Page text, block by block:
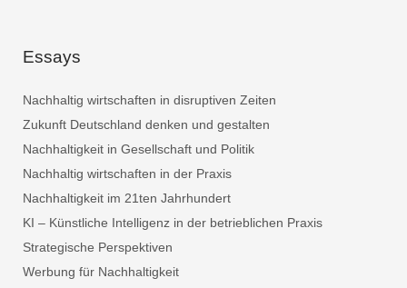
Essays
Nachhaltig wirtschaften in disruptiven Zeiten
Zukunft Deutschland denken und gestalten
Nachhaltigkeit in Gesellschaft und Politik
Nachhaltig wirtschaften in der Praxis
Nachhaltigkeit im 21ten Jahrhundert
KI – Künstliche Intelligenz in der betrieblichen Praxis
Strategische Perspektiven
Werbung für Nachhaltigkeit